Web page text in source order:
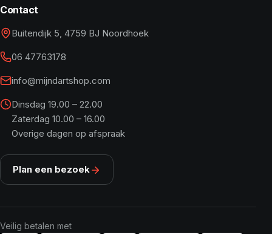
Contact
Buitendijk 5, 4759 BJ Noordhoek
06 47763178
info@mijndartshop.com
Dinsdag 19.00 – 22.00
Zaterdag 10.00 – 16.00
Overige dagen op afspraak
Plan een bezoek
Veilig betalen met